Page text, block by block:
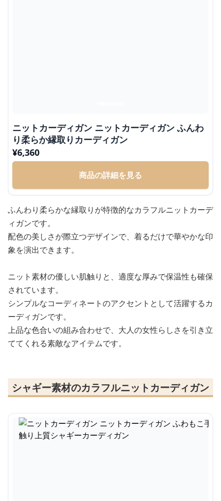
ニットカーディガン ニットカーディガン ふんわ
り柔らか縁取りカーディガン
¥6,360
商品の詳細を見る
ふんわり柔らかな縁取りが特徴的なカラフルニットカーデ
ィガンです。
配色の美しさが際立つデザインで、着るだけで華やかな印
象を演出できます。
ニット素材の優しい肌触りと、適度な厚みで保温性も確保
されています。
シンプルなコーディネートのアクセントとして活躍するカ
ーディガンです。
上品な色合いの組み合わせで、大人の女性らしさを引き立
ててくれる素敵なアイテムです。
シャギー素材のカラフルニットカーディガン